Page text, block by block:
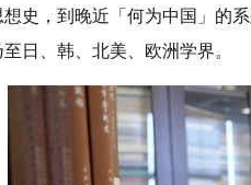
史，到晚近「何为中国」的
日、韩、北美、欧洲学界。